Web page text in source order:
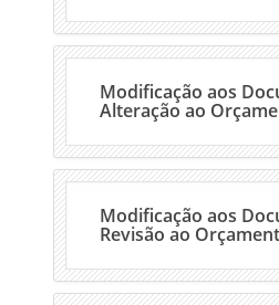
Modificação aos
Alteração ao
Modificação aos
Revisão ao